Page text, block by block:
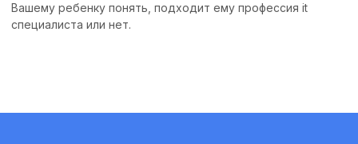
Вашему ребенку понять, подходит ему профессия it
специалиста или нет.